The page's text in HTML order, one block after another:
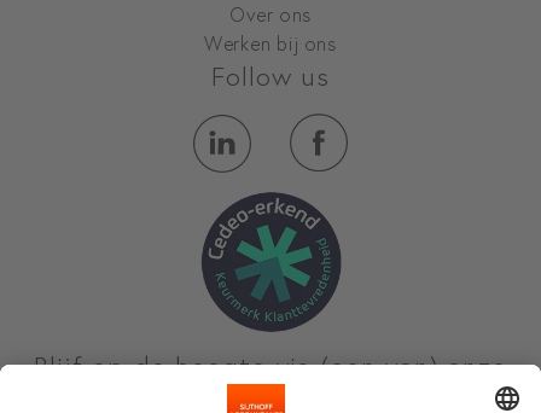
Over ons
Werken bij ons
Follow us
Blijf op de hoogte via (een van) onze
nieuwsbrieven